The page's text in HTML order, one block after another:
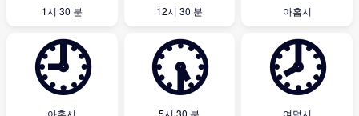
1시 30 분 12시 30 분 아홉시
🕘
아홉시
🕠
5시 30 분
🕗
여덟시